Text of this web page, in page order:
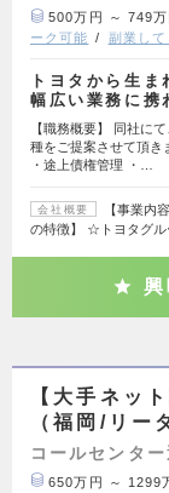
500万円 ～ 749万
ーク可能
副業して
トヨタから生ま
幅広い業務に携
【職務概要】 同社に
種をご提案させて頂き
・途上債権管理 ・…
会社概要
【事業内
の特徴】 ☆トヨタグ
興
【大手ネッ
（福岡/リー
コールセンタ
650万円 ～ 1299